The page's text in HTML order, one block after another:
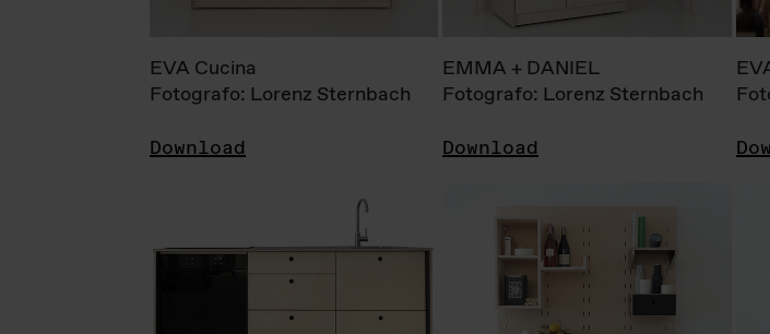
EVA Cucina
Fotografo: Lorenz Sternbach
Download
EMMA + DANIEL
Fotografo: Lorenz Sternbach
Download